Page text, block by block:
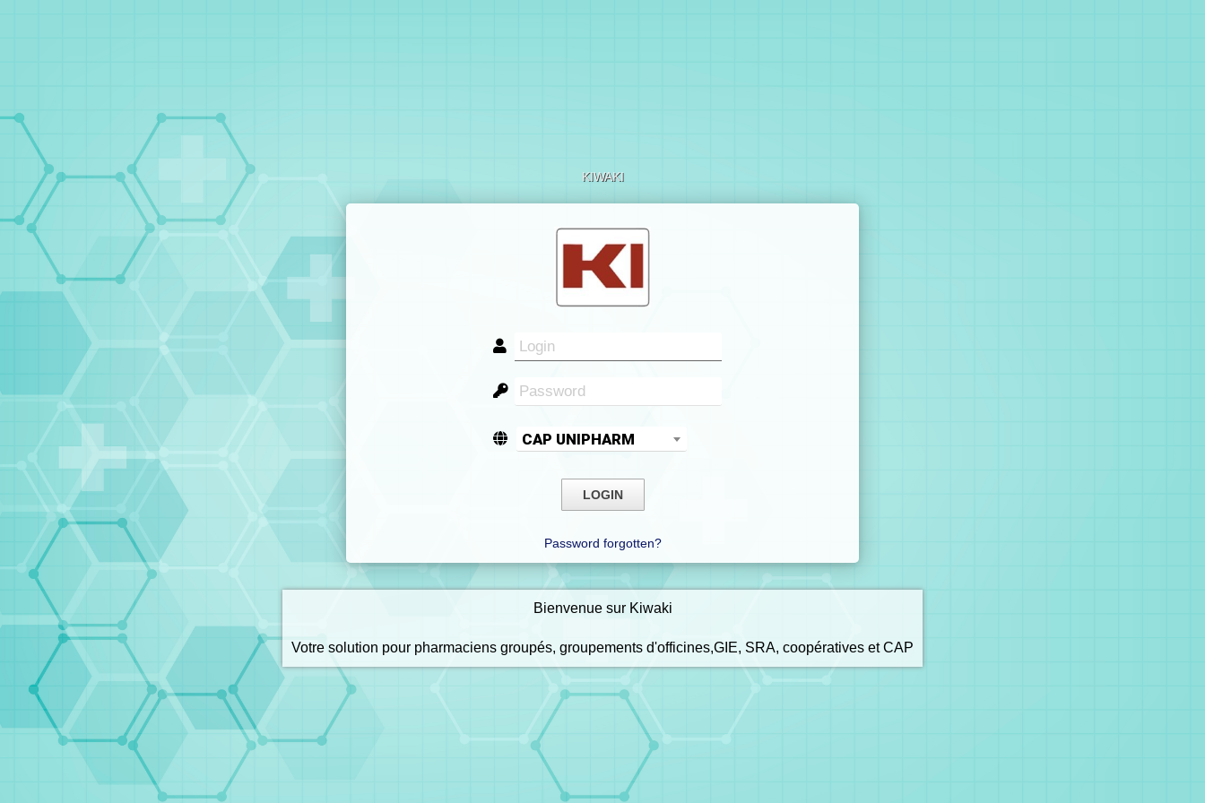
KIWAKI
CAP UNIPHARM
Password forgotten?
Bienvenue sur Kiwaki
Votre solution pour pharmaciens groupés, groupements d'officines,GIE, SRA, coopératives et CAP